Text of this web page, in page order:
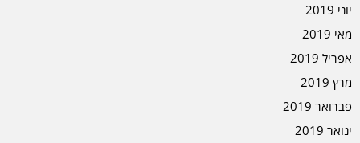
יוני 2019
מאי 2019
אפריל 2019
מרץ 2019
פברואר 2019
ינואר 2019